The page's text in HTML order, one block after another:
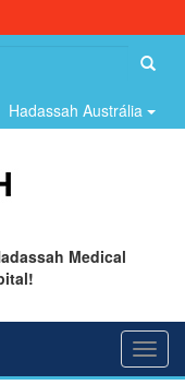
Hadassah Austrália
Medical